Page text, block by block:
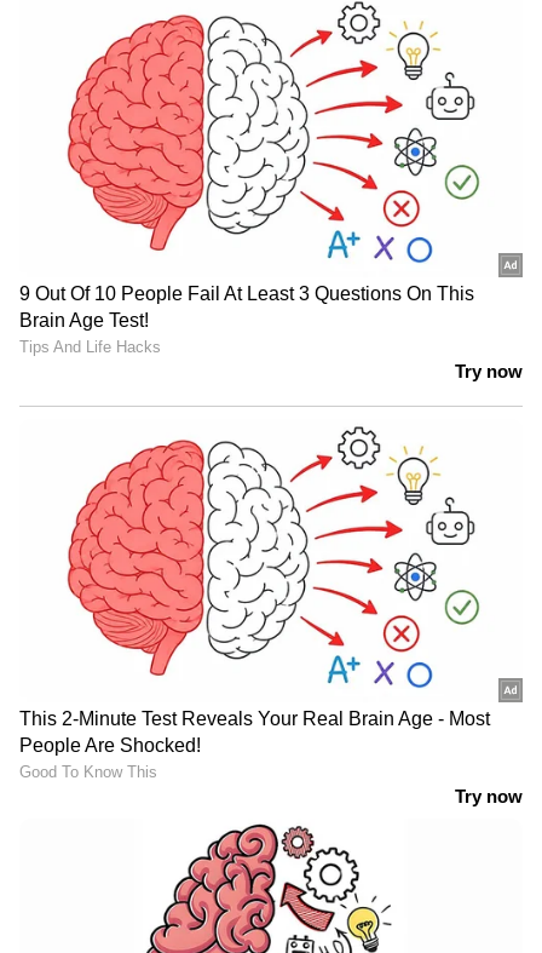
ഉൾപ്പെടെ ഉന്നയിച്ച്
കെഎസ്ആർടിസി ടിക്കറ്റ് ഇനി
വാട്സ്ആപ്പിലൂടെ ബുക്ക് ചെയ്യാം